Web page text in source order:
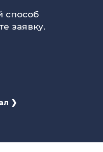
способ
заявку.